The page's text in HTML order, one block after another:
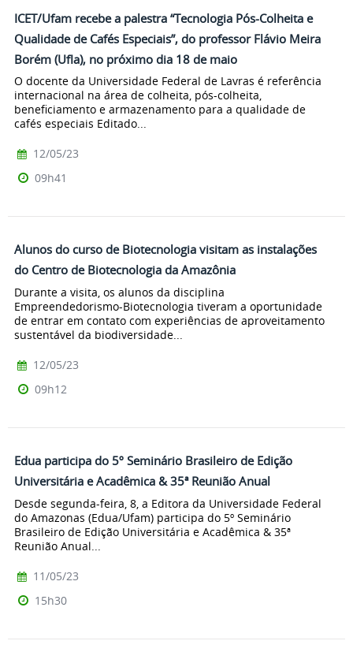
ICET/Ufam recebe a palestra “Tecnologia Pós-Colheita e
Qualidade de Cafés Especiais”, do professor Flávio Meira
Borém (Ufla), no próximo dia 18 de maio
O docente da Universidade Federal de Lavras é referência
internacional na área de colheita, pós-colheita,
beneficiamento e armazenamento para a qualidade de
cafés especiais Editado...
12/05/23
09h41
Alunos do curso de Biotecnologia visitam as instalações
do Centro de Biotecnologia da Amazônia
Durante a visita, os alunos da disciplina
Empreendedorismo-Biotecnologia tiveram a oportunidade
de entrar em contato com experiências de aproveitamento
sustentável da biodiversidade...
12/05/23
09h12
Edua participa do 5º Seminário Brasileiro de Edição
Universitária e Acadêmica & 35ª Reunião Anual
Desde segunda-feira, 8, a Editora da Universidade Federal
do Amazonas (Edua/Ufam) participa do 5º Seminário
Brasileiro de Edição Universitária e Acadêmica & 35ª
Reunião Anual...
11/05/23
15h30